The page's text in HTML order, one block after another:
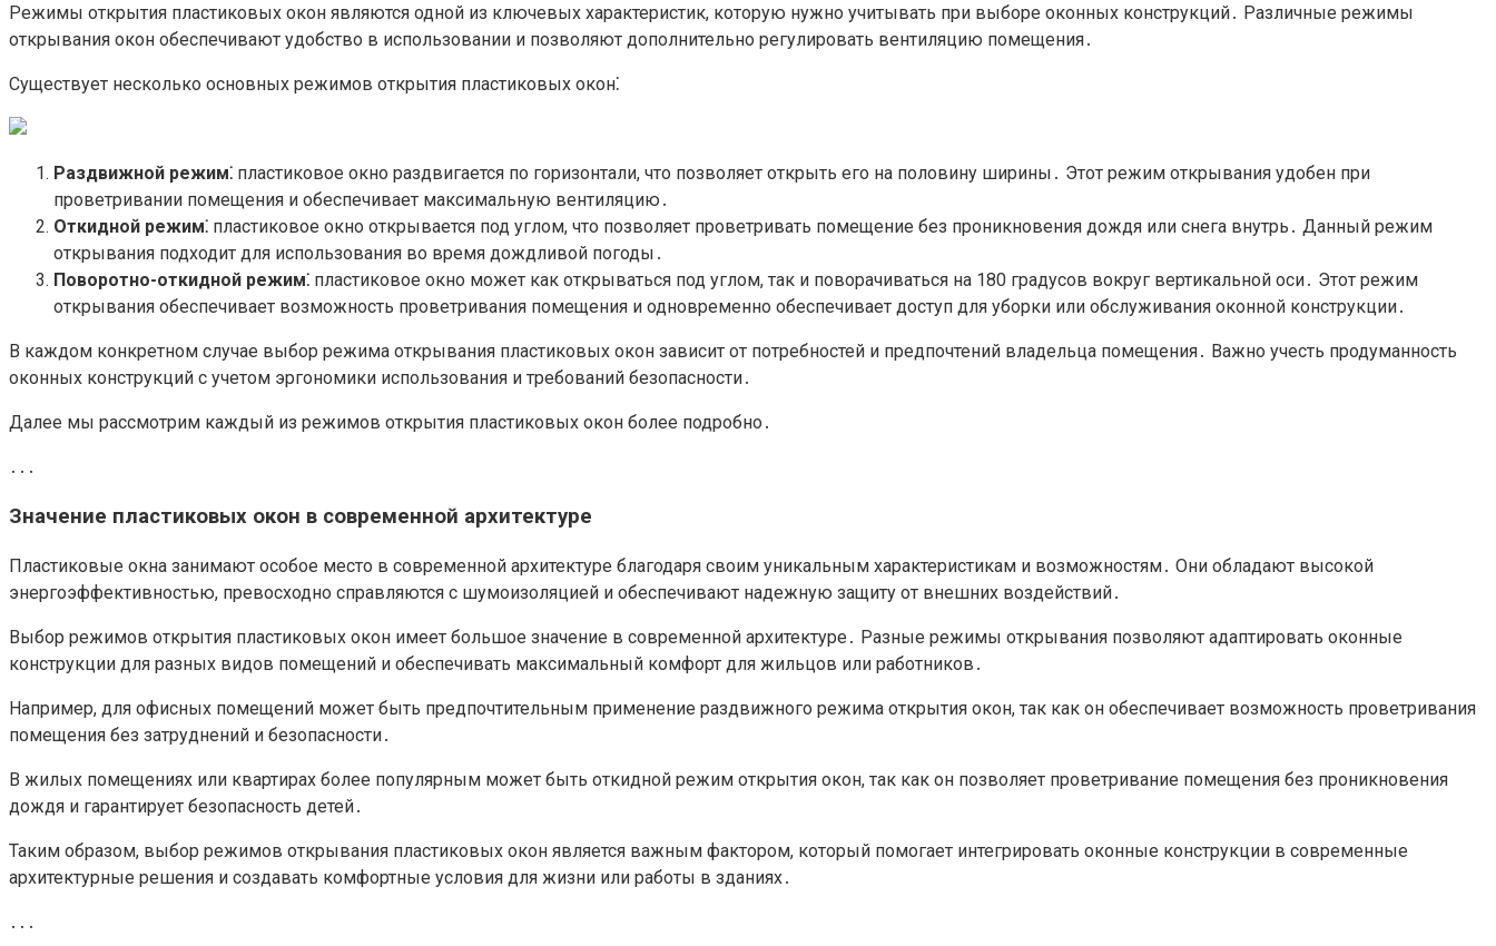
Режимы открытия пластиковых окон являются одной из ключевых характеристик, которую нужно учитывать при выборе оконных конструкций․ Различные режимы
открывания окон обеспечивают удобство в использовании и позволяют дополнительно регулировать вентиляцию помещения․
Существует несколько основных режимов открытия пластиковых окон⁚
Раздвижной режим⁚ пластиковое окно раздвигается по горизонтали, что позволяет открыть его на половину ширины․ Этот режим открывания удобен при
проветривании помещения и обеспечивает максимальную вентиляцию․
Откидной режим⁚ пластиковое окно открывается под углом, что позволяет проветривать помещение без проникновения дождя или снега внутрь․ Данный режим
открывания подходит для использования во время дождливой погоды․
Поворотно-откидной режим⁚ пластиковое окно может как открываться под углом, так и поворачиваться на 180 градусов вокруг вертикальной оси․ Этот режим
открывания обеспечивает возможность проветривания помещения и одновременно обеспечивает доступ для уборки или обслуживания оконной конструкции․
В каждом конкретном случае выбор режима открывания пластиковых окон зависит от потребностей и предпочтений владельца помещения․ Важно учесть продуманность
оконных конструкций с учетом эргономики использования и требований безопасности․
Далее мы рассмотрим каждый из режимов открытия пластиковых окон более подробно․
․․․
Значение пластиковых окон в современной архитектуре
Пластиковые окна занимают особое место в современной архитектуре благодаря своим уникальным характеристикам и возможностям․ Они обладают высокой
энергоэффективностью, превосходно справляются с шумоизоляцией и обеспечивают надежную защиту от внешних воздействий․
Выбор режимов открытия пластиковых окон имеет большое значение в современной архитектуре․ Разные режимы открывания позволяют адаптировать оконные
конструкции для разных видов помещений и обеспечивать максимальный комфорт для жильцов или работников․
Например, для офисных помещений может быть предпочтительным применение раздвижного режима открытия окон, так как он обеспечивает возможность проветривания
помещения без затруднений и безопасности․
В жилых помещениях или квартирах более популярным может быть откидной режим открытия окон, так как он позволяет проветривание помещения без проникновения
дождя и гарантирует безопасность детей․
Таким образом, выбор режимов открывания пластиковых окон является важным фактором, который помогает интегрировать оконные конструкции в современные
архитектурные решения и создавать комфортные условия для жизни или работы в зданиях․
․․․